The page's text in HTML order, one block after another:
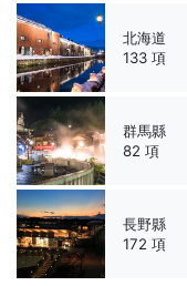
北海道
133 項
群馬縣
82 項
長野縣
172 項